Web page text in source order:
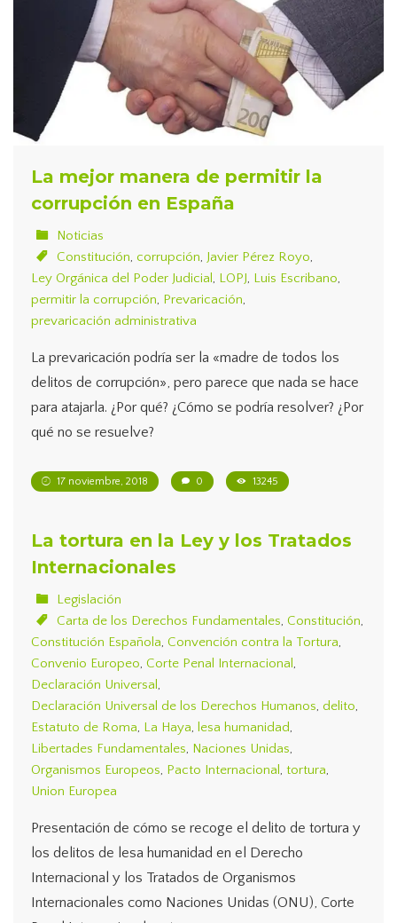
La mejor manera de permitir la
corrupción en España
Noticias
Constitución, corrupción, Javier Pérez Royo,
Ley Orgánica del Poder Judicial , LOPJ, Luis Escribano,
permitir la corrupción, Prevaricación,
prevaricación administrativa
La prevaricación podría ser la «madre de todos los
delitos de corrupción», pero parece que nada se hace
para atajarla. ¿Por qué? ¿Cómo se podría resolver? ¿Por
qué no se resuelve?
17 noviembre, 2018 0 13245
La tortura en la Ley y los Tratados
Internacionales
Legislación
Carta de los Derechos Fundamentales, Constitución,
Constitución Española, Convención contra la Tortura,
Convenio Europeo, Corte Penal Internacional ,
Declaración Universal ,
Declaración Universal de los Derechos Humanos, delito,
Estatuto de Roma, La Haya, lesa humanidad,
Libertades Fundamentales, Naciones Unidas,
Organismos Europeos, Pacto Internacional , tortura,
Union Europea
Presentación de cómo se recoge el delito de tortura y
los delitos de lesa humanidad en el Derecho
Internacional y los Tratados de Organismos
Internacionales como Naciones Unidas (ONU), Corte